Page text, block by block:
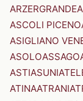
ARZERGRANDE
ASCOLI PICENO
ASIGLIANO
ASOLOASSAGO
ASTIASUNI
ATINAATRANI